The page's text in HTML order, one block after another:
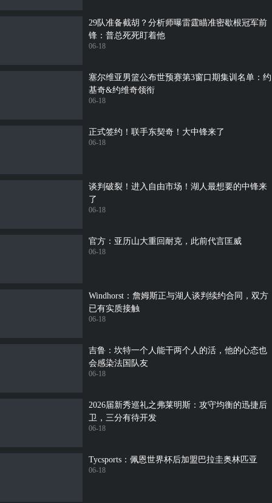
29队准备截胡？分析师曝雷霆瞄准密歇根冠军前
锋：普总死死盯着他
06-18
塞尔维亚男篮公布世预赛第3窗口期集训名单：约
基奇&约维奇领衔
06-18
正式签约！联手东契奇！大中锋来了
06-18
谈判破裂！进入自由市场！湖人最想要的中锋来
了
06-18
官方：亚历山大重回耐克，此前代言匡威
06-18
Windhorst：詹姆斯正与湖人谈判续约合同，双方
已有实质接触
06-18
吉鲁：坎特一个人能干两个人的活，他的心态也
会感染法国队友
06-18
2026届新秀巡礼之弗莱明斯：攻守均衡的迅捷后
卫，三分有待开发
06-18
Tycsports：佩恩世界杯后加盟巴拉圭奥林匹亚
06-18